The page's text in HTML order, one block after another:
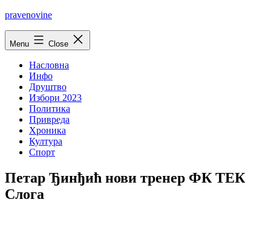
Skip
pravenovine
Menu Close
Насловна
Инфо
Друштво
Избори 2023
Политика
Привреда
Хроника
Култура
Спорт
Петар Ђинђић нови тренер ФК ТЕК
Слога